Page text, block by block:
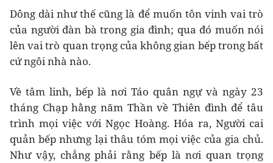
Dông dài như thế cũng là để muốn tôn vinh vai trò
của người đàn bà trong gia đình; qua đó muốn nói
lên vai trò quan trọng của không gian bếp trong bất
cứ ngôi nhà nào.
Về tâm linh, bếp là nơi Táo quân ngự và ngày 23
tháng Chạp hằng năm Thần về Thiên đình để tâu
trình mọi việc với Ngọc Hoàng. Hóa ra, Người cai
quản bếp nhưng lại thâu tóm mọi việc của gia chủ.
Như vậy, chẳng phải rằng bếp là nơi quan trọng